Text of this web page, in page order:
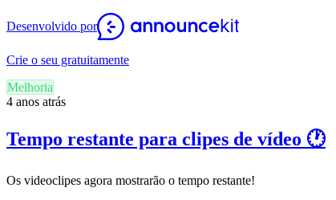
Desenvolvido por
Crie o seu gratuitamente
Melhoria
4 anos atrás
Tempo restante para clipes de vídeo 🕐
Os videoclipes agora mostrarão o tempo restante!